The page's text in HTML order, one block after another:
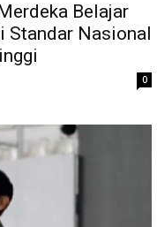
Belajar
Standar Nasional
0